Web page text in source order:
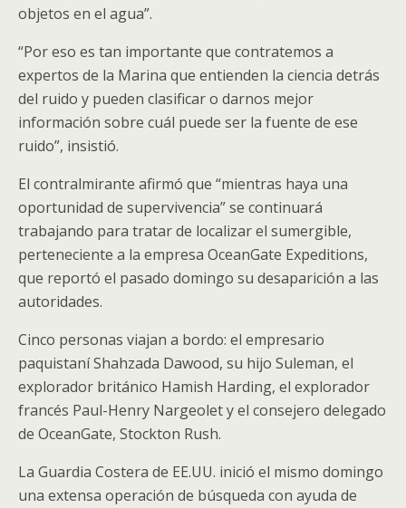
objetos en el agua”.
“Por eso es tan importante que contratemos a
expertos de la Marina que entienden la ciencia detrás
del ruido y pueden clasificar o darnos mejor
información sobre cuál puede ser la fuente de ese
ruido”, insistió.
El contralmirante afirmó que “mientras haya una
oportunidad de supervivencia” se continuará
trabajando para tratar de localizar el sumergible,
perteneciente a la empresa OceanGate Expeditions,
que reportó el pasado domingo su desaparición a las
autoridades.
Cinco personas viajan a bordo: el empresario
paquistaní Shahzada Dawood, su hijo Suleman, el
explorador británico Hamish Harding, el explorador
francés Paul-Henry Nargeolet y el consejero delegado
de OceanGate, Stockton Rush.
La Guardia Costera de EE.UU. inició el mismo domingo
una extensa operación de búsqueda con ayuda de